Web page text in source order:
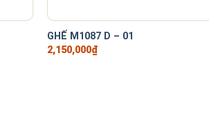
GHẾ M1087 D – 01
2,150,000₫